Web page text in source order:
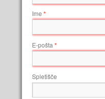
Ime *
E-pošta *
Spletišče